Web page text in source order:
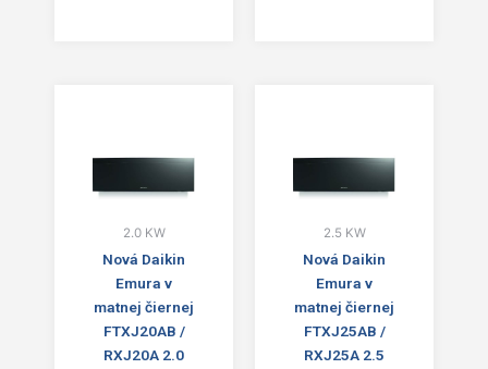
2.0 KW
Nová Daikin
Emura v
matnej čiernej
FTXJ20AB /
RXJ20A 2.0
2.5 KW
Nová Daikin
Emura v
matnej čiernej
FTXJ25AB /
RXJ25A 2.5